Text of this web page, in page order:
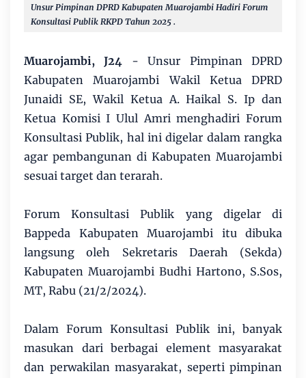
Unsur Pimpinan DPRD Kabupaten Muarojambi Hadiri Forum
Konsultasi Publik RKPD Tahun 2025 .
Muarojambi, J24 - Unsur Pimpinan DPRD
Kabupaten Muarojambi Wakil Ketua DPRD
Junaidi SE, Wakil Ketua A. Haikal S. Ip dan
Ketua Komisi I Ulul Amri menghadiri Forum
Konsultasi Publik, hal ini digelar dalam rangka
agar pembangunan di Kabupaten Muarojambi
sesuai target dan terarah.
Forum Konsultasi Publik yang digelar di
Bappeda Kabupaten Muarojambi itu dibuka
langsung oleh Sekretaris Daerah (Sekda)
Kabupaten Muarojambi Budhi Hartono, S.Sos,
MT, Rabu (21/2/2024).
Dalam Forum Konsultasi Publik ini, banyak
masukan dari berbagai element masyarakat
dan perwakilan masyarakat, seperti pimpinan